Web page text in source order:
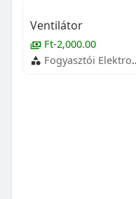
Ventilátor
Ft-2,000.00
Fogyasztói Elektronika